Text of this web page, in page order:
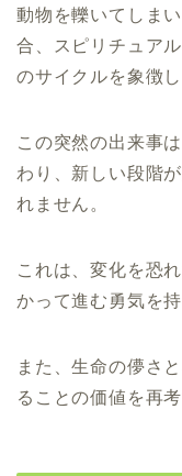
動物を轢いてしま
合、スピリチュア
のサイクルを象徴し
この突然の出来事
わり、新しい段階
れません。
これは、変化を恐
かって進む勇気を
また、生命の儚さ
ることの価値を再